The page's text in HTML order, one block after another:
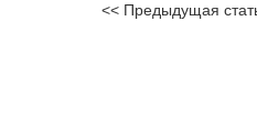
<< Предыдущая